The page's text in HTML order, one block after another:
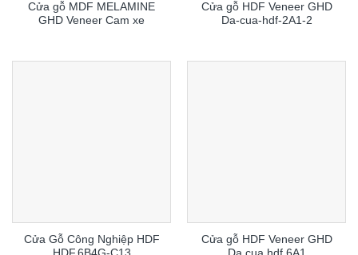
Cửa gỗ MDF MELAMINE
GHD Veneer Cam xe
Cửa gỗ HDF Veneer GHD
Da-cua-hdf-2A1-2
Cửa Gỗ Công Nghiệp HDF
Cửa gỗ HDF Veneer GHD